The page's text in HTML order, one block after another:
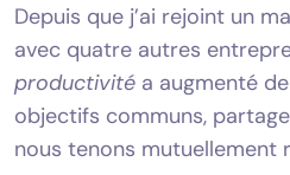
Depuis que j’ai rejoint un
avec quatre autres
productivité a augmenté
objectifs communs,
nous tenons mutuellement